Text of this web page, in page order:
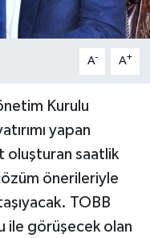
A- A+
Kurulu
yapan
oluşturan saatlik
önerileriyle
TOBB
ile görüşecek olan